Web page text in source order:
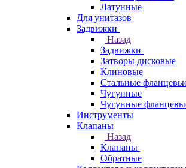
Латунные
Для унитазов
Задвижки
Назад
Задвижки
Затворы дисковые
Клиновые
Стальные
Чугунные
Чугунные
Инструменты
Клапаны
Назад
Клапаны
Обратные